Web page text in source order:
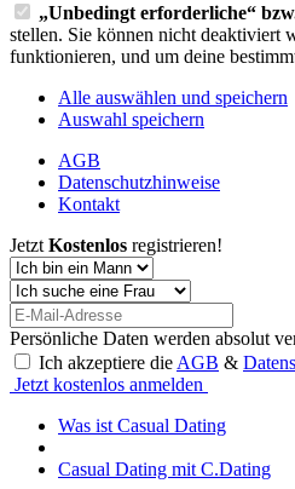
„Unbedingt erforderliche“
stellen. Sie können nicht deaktiviert
funktionieren, und um deine
Alle auswählen und speichern
Auswahl speichern
AGB
Datenschutzhinweise
Kontakt
Jetzt Kostenlos registrieren!
Persönliche Daten werden absolut
Ich akzeptiere die AGB &
Jetzt kostenlos anmelden
Was ist Casual Dating
Casual Dating mit C.Dating